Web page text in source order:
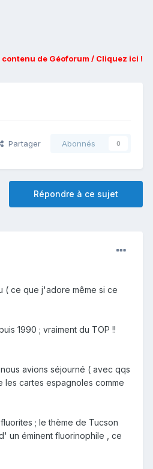
de Géoforum / Cliquez ici !
Partager Abonnés 0
Répondre à ce sujet
( ce que j'adore même si ce
1990 ; vraiment du TOP !!
avions séjourné ( avec qqs
cartes espagnoles comme
; le thème de Tucson
un éminent fluorinophile , ce